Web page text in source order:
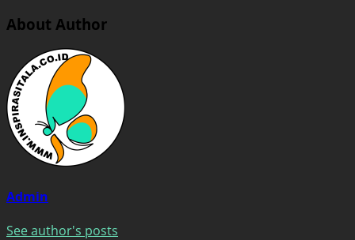
About Author
Admin
See author's posts